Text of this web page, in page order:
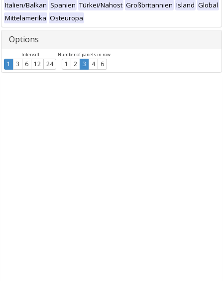
Italien/Balkan Spanien Türkei/Nahost Großbritannien Island Global
Mittelamerika Osteuropa
Options
Intervall
1 3 6 12 24
Number of panels in row
1 2 3 4 6